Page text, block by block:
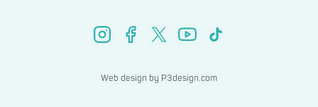
Web design by P3design.com